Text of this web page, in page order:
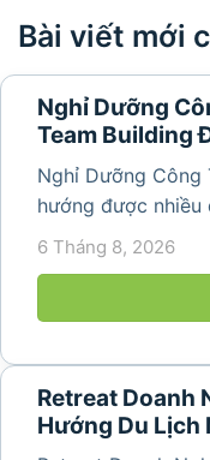
Bài viết mới
Nghỉ Dưỡng
Team Building
Nghỉ Dưỡng Công
hướng được nhiều
hợp giữa nghỉ
dựng tinh thần
lịch đơn thuần,
6 Tháng 8, 2026
Retreat Doanh
Hướng Du Lịch